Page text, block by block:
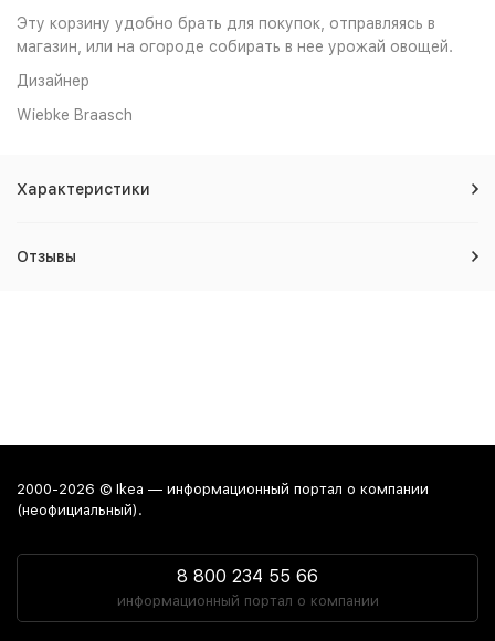
Эту корзину удобно брать для покупок, отправляясь в
магазин, или на огороде собирать в нее урожай овощей.
Дизайнер
Wiebke Braasch
Характеристики
Отзывы
2000-2026 © Ikea — информационный портал о компании
(неофициальный).
8 800 234 55 66
информационный портал о компании